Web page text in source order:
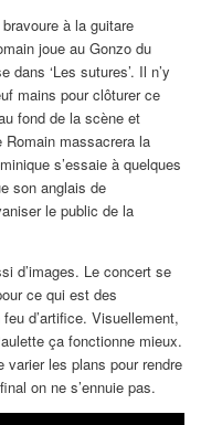
à la guitare
joue au Gonzo du
‘Les sutures’. Il n’y
mains pour clôturer ce
fond de la scène et
Romain massacrera la
s’essaie à quelques
son anglais de
le public de la
d’images. Le concert se
ce qui est des
d’artifice. Visuellement,
ça fonctionne mieux.
varier les plans pour rendre
on ne s’ennuie pas.